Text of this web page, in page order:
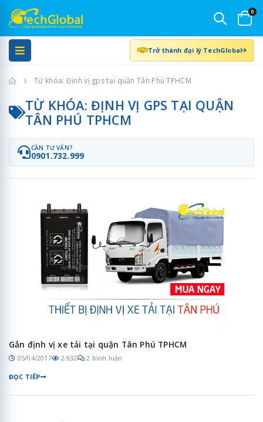
0
Trở thành đại lý TechGlobal
Trang chủTừ khóa: Định vị gps tại quận Tân Phú TPHCM
TỪ KHÓA: ĐỊNH VỊ GPS TẠI QUẬN
TÂN PHÚ TPHCM
CẦN TƯ VẤN?
0901.732.999
Gắn định vị xe tải tại quận Tân Phú TPHCM
05/04/2017 2.932 2 bình luận
ĐỌC TIẾP